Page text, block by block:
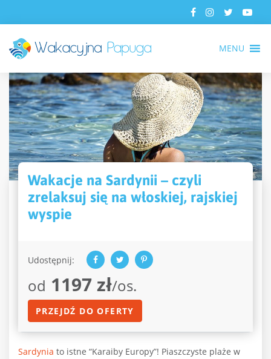
MENU
Wakacje na Sardynii – czyli
zrelaksuj się na włoskiej, rajskiej
wyspie
Udostępnij:
od 1197 zł/os.
PRZEJDŹ DO OFERTY
Sardynia to istne “Karaiby Europy”! Piaszczyste plaże w